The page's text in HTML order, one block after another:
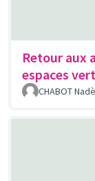
Retour aux
espaces
CHABOT